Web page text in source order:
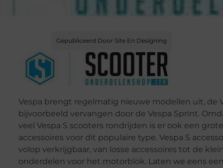
Gepubliceerd Door Site En Designing
Vespa brengt regelmatig nieuwe modellen uit, de
bijvoorbeeld vervangen door de Vespa Sprint.
veel Vespa S scooters rondrijden is er ook een
accessoires voor dit populaire type. Vespa S
volop verkrijgbaar, van losse accessoires tot de
onderdelen voor het motorblok. Laten we eens